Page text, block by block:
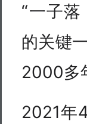
“一子
的关键
2000多
2021年